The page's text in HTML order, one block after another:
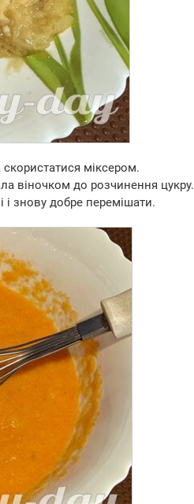
міксером.
віночком до розчинення цукру.
і знову добре перемішати.